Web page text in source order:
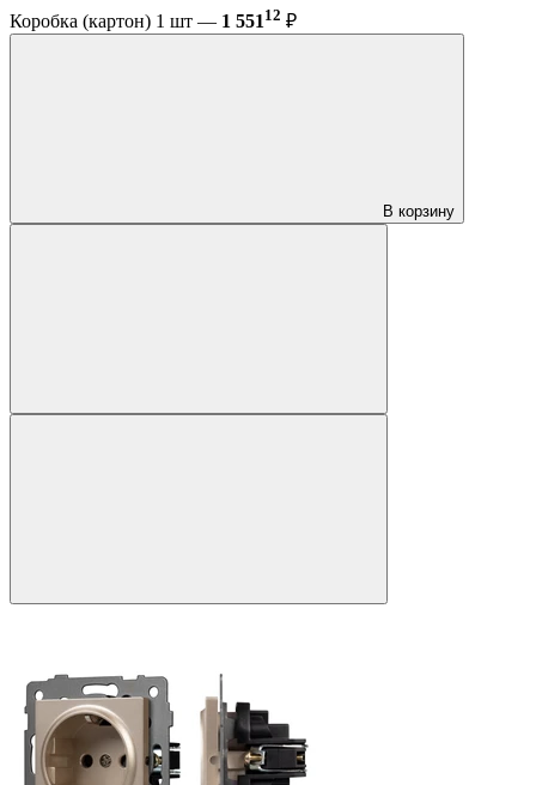
Коробка (картон) 1 шт — 1 551 12 ₽
В корзину